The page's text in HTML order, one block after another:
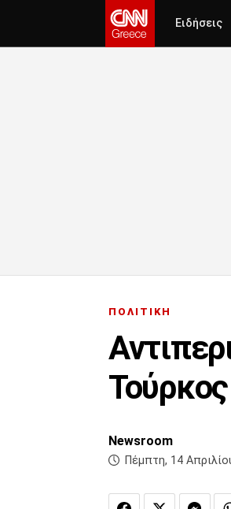
Ειδήσεις
ΠΟΛΙΤΙΚΗ
Τούρκος
Newsroom
Πέμπτη, 14